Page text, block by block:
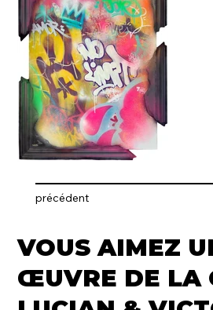
précédent
VOUS AIMEZ
ŒUVRE DE LA